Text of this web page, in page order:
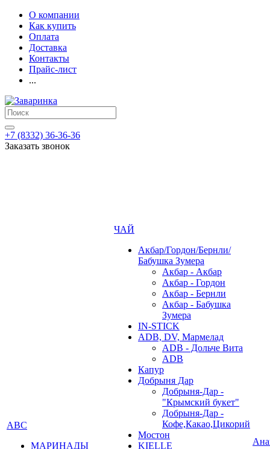
О компании
Как купить
Оплата
Доставка
Контакты
Прайс-лист
...
+7 (8332) 36-36-36
Заказать звонок
АВС
МАРИНАДЫ
ЧАЙ
Акбар/Гордон/Бернли/
Бабушка Зумера
Акбар - Акбар
Акбар - Гордон
Акбар - Бернли
Акбар - Бабушка
Зумера
IN-STICK
ADB, DV, Мармелад
ADB - Дольче Вита
ADB
Капур
Добрыня Дар
Добрыня-Дар -
"Крымский букет"
Добрыня-Дар -
Кофе,Какао,Цикорий
Мостон
KIELLE